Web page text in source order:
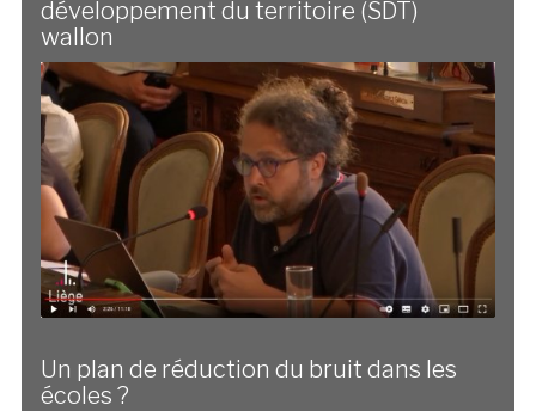
développement du territoire (SDT)
wallon
Un plan de réduction du bruit dans les
écoles ?